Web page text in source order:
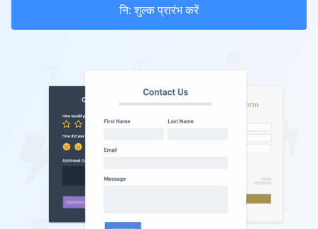
नि: शुल्क प्रारंभ करें